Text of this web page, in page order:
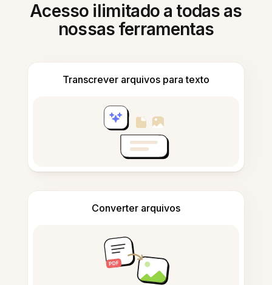
Acesso ilimitado a todas as
nossas ferramentas
Transcrever arquivos para texto
Converter arquivos